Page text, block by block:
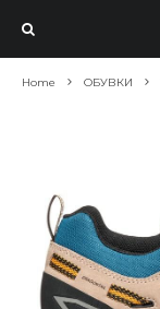
Home ОБУВКИ